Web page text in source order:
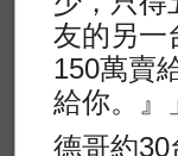
友的另一
150萬賣
給你。』
德哥約